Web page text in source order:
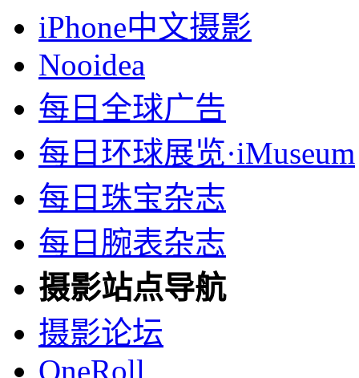
iPhone中文摄影
Nooidea
每日全球广告
每日环球展览·iMuseum
每日珠宝杂志
每日腕表杂志
摄影站点导航
摄影论坛
OneRoll